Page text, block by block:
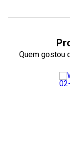
Quem gostou